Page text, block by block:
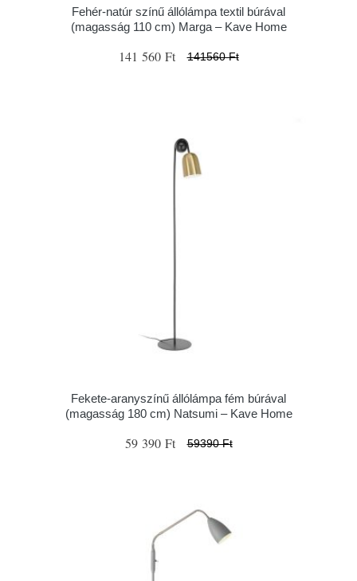
Fehér-natúr színű állólámpa textil búrával
(magasság 110 cm) Marga – Kave Home
141 560 Ft 141560 Ft
Fekete-aranyszínű állólámpa fém búrával
(magasság 180 cm) Natsumi – Kave Home
59 390 Ft 59390 Ft